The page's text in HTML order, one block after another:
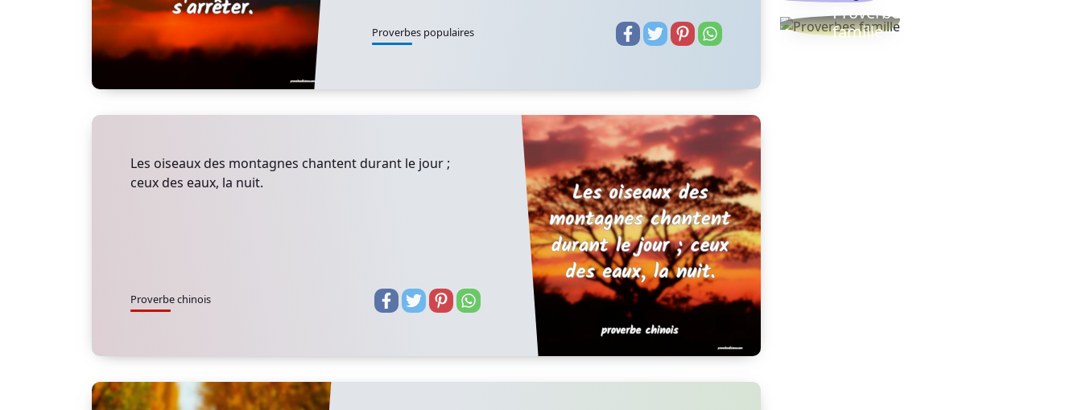
Proverbes populaires
Les oiseaux des montagnes chantent durant le jour ;
ceux des eaux, la nuit.
Proverbe chinois
Proverbes
famille